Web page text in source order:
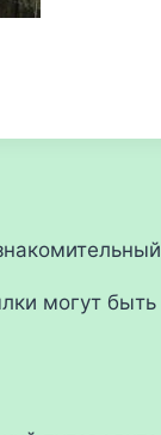
могут